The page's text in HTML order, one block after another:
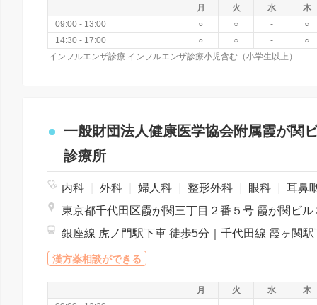
月 火 水
木
09:00 - 13:00
○ ○ -
○
14:30 - 17:00
○ ○ -
○
インフルエンザ診療 インフルエンザ診療小児含む（小学生以上）
一般財団法人健康医学協会附属霞が関
診療所
内科 外科 婦人科 整形外科 眼科
耳鼻咽喉
東京都千代田区霞が関三丁目２番５号 霞が関ビル
漢方薬相談ができる
月 火 水
木